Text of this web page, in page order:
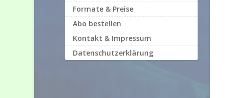
Formate & Preise
Abo bestellen
Kontakt & Impressum
Datenschutzerklärung